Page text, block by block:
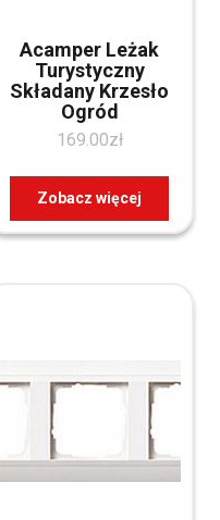
Acamper Leżak
Turystyczny
Składany Krzesło
Ogród
169.00zł
Zobacz więcej